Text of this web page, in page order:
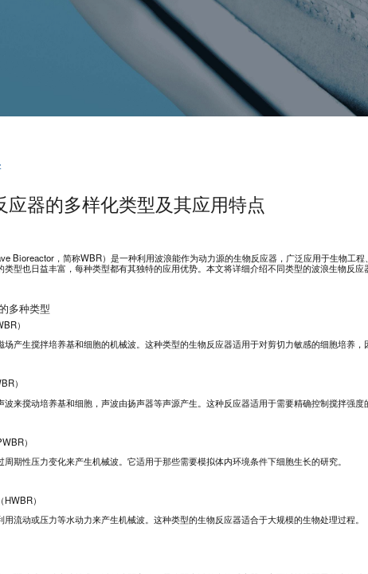
应器的多样化类型及其应用特点
Bioreactor，简称WBR）是一种利用波浪能作为动力源的生物反应器，广泛应用于生物工
型也日益丰富，每种类型都有其独特的应用优势。本文将详细介绍不同类型的波浪生物反应
多种类型
）
场产生搅拌培养基和细胞的机械波。这种类型的生物反应器适用于对剪切力敏感的细胞培养，
）
来搅动培养基和细胞，声波由扬声器等声源产生。这种反应器适用于需要精确控制搅拌强度
）
周期性压力变化来产生机械波。它适用于那些需要模拟体内环境条件下细胞生长的研究。
）
流动或压力等水动力来产生机械波。这种类型的生物反应器适合于大规模的生物处理过程。